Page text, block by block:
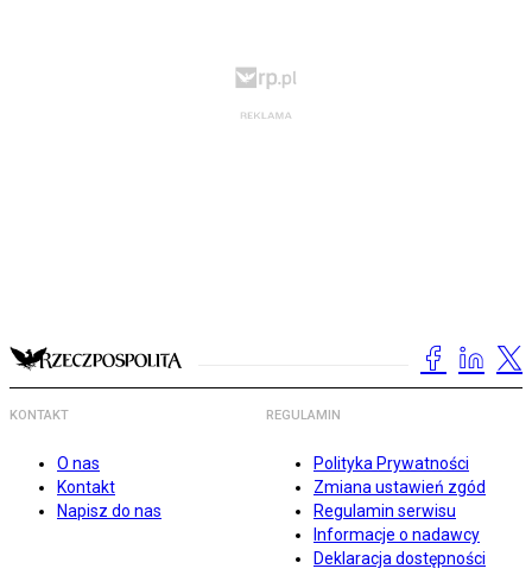
KONTAKT
O nas
Kontakt
Napisz do nas
REGULAMIN
Polityka Prywatności
Zmiana ustawień zgód
Regulamin serwisu
Informacje o nadawcy
Deklaracja dostępności